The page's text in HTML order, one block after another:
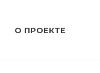
О ПРОЕКТЕ